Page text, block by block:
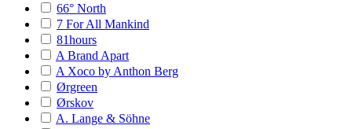
66° North
7 For All Mankind
81hours
A Brand Apart
A Xoco by Anthon Berg
Ørgreen
Ørskov
A. Lange & Söhne